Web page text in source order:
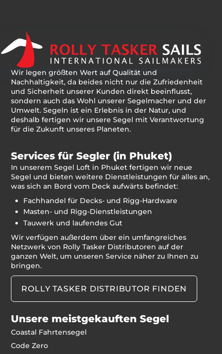
Wir legen größten Wert auf Qualität und
Nachhaltigkeit, da beides nicht nur die Zufriedenheit
und Sicherheit unserer Kunden direkt beeinflusst,
sondern auch das Wohl unserer Segelmacher und der
Umwelt. Segeln ist ein Erlebnis in der Natur, und
deshalb fertigen wir unsere Segel mit Verantwortung
für die Zukunft unseres Planeten.
Services für Segler (in Phuket)
In unserem Segel Loft in Phuket fertigen wir neue
Segel und bieten weitere Dienstleistungen für alles an,
was sich an Bord vom Deck aufwärts befindet:
Fachhandel für Decks- und Rigg-Hardware
Masten- und Rigg-Dienstleistungen
Tauwerk und laufendes Gut
Wir verfügen außerdem über ein umfangreiches
Netzwerk von Rolly Tasker Distributoren auf der
ganzen Welt, um unseren Service näher zu Ihnen zu
bringen.
ROLLY TASKER DISTRIBUTOR FINDEN
Unsere meistgekauften Segel
Coastal Fahrtensegel
Code Zero